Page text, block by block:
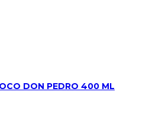
DON PEDRO 400 ML